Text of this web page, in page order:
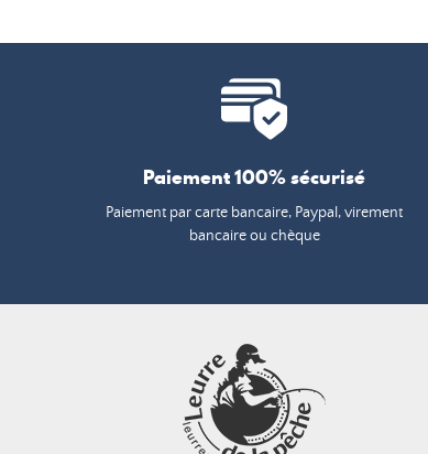
Paiement 100% sécurisé
Paiement par carte bancaire, Paypal, virement
bancaire ou chèque